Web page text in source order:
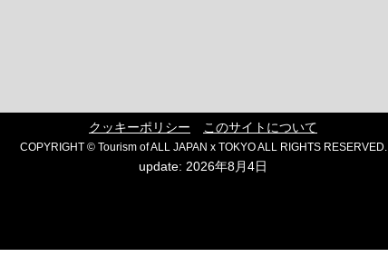
クッキーポリシー このサイトについて
COPYRIGHT © Tourism of ALL JAPAN x TOKYO ALL RIGHTS RESERVED.
update: 2026年8月4日